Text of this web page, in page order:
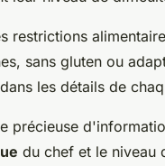
restrictions
sans gluten ou
les détails de
précieuse
du chef et le niveau